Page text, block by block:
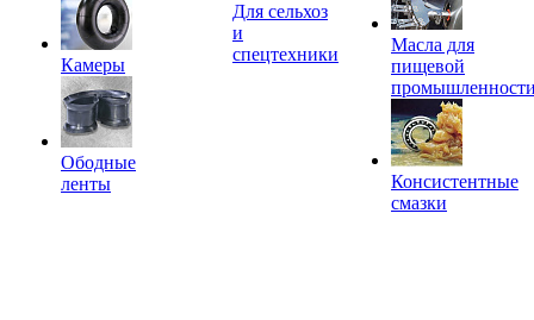
Камеры
Ободные
ленты
Для сельхоз
и
спецтехники
Масла для
пищевой
Консистентные
смазки